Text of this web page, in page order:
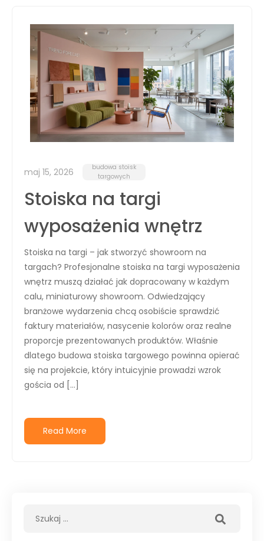
maj 15, 2026
budowa stoisk
targowych
Stoiska na targi
wyposażenia wnętrz
Stoiska na targi – jak stworzyć showroom na
targach? Profesjonalne stoiska na targi wyposażenia
wnętrz muszą działać jak dopracowany w każdym
calu, miniaturowy showroom. Odwiedzający
branżowe wydarzenia chcą osobiście sprawdzić
faktury materiałów, nasycenie kolorów oraz realne
proporcje prezentowanych produktów. Właśnie
dlatego budowa stoiska targowego powinna opierać
się na projekcie, który intuicyjnie prowadzi wzrok
gościa od […]
Read More